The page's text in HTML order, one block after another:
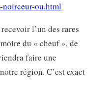
noirceur-ou.html
l’un des rares
du « cheuf », de
faire une
région. C’est exact